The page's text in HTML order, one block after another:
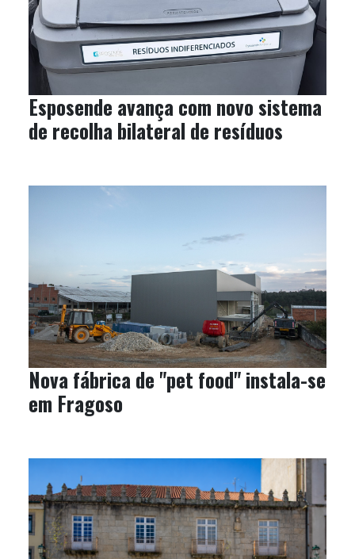
Esposende avança com novo sistema
de recolha bilateral de resíduos
Nova fábrica de "pet food" instala-se
em Fragoso